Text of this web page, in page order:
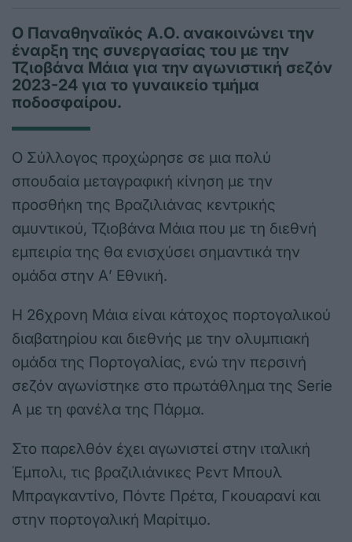
Ο Παναθηναϊκός Α.Ο. ανακοινώνει την
έναρξη της συνεργασίας του με την
Τζιοβάνα Μάια για την αγωνιστική σεζόν
2023-24 για το γυναικείο τμήμα
ποδοσφαίρου.
Ο Σύλλογος προχώρησε σε μια πολύ
σπουδαία μεταγραφική κίνηση με την
προσθήκη της Βραζιλιάνας κεντρικής
αμυντικού, Τζιοβάνα Μάια που με τη διεθνή
εμπειρία της θα ενισχύσει σημαντικά την
ομάδα στην Α’ Εθνική.
Η 26χρονη Μάια είναι κάτοχος πορτογαλικού
διαβατηρίου και διεθνής με την ολυμπιακή
ομάδα της Πορτογαλίας, ενώ την περσινή
σεζόν αγωνίστηκε στο πρωτάθλημα της Serie
A με τη φανέλα της Πάρμα.
Στο παρελθόν έχει αγωνιστεί στην ιταλική
Έμπολι, τις βραζιλιάνικες Ρεντ Μπουλ
Μπραγκαντίνο, Πόντε Πρέτα, Γκουαρανί και
στην πορτογαλική Μαρίτιμο.